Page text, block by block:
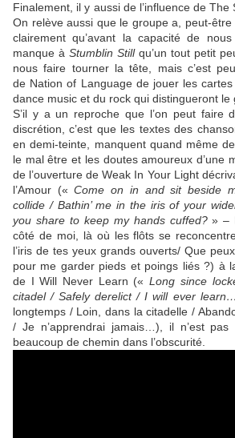
Finalement, il y aussi de l’influence de The
On relève aussi que le groupe a, peut-être
clairement qu’avant la capacité de
manque à Stumblin Stillqu’un tout petit
nous faire tourner la tête, mais c’est
de Nation of Languagede jouer les cartes
dance music et du rock qui distingueront le
S’il y a un reproche que l’on peut faire
discrétion, c’est que les textes des
en demi-teinte, manquent quand même
le mal être et les doutes amoureux d’une
de l’ouverture de Weak In Your Light
l’Amour («Come on in and sit beside
collide / Bathin’ me in the iris of your
you share to keep my hands cuffed?» –
côté de moi, là où les flôts se
l’iris de tes yeux grands ouverts/ Que
pour me garder pieds et poings liés ?) à
de I Will Never Learn («Long since
citadel / Safely dеrelict / I will ever learn…
longtemps / Loin, dans la citadelle /
/ Je n’apprendrai jamais…), il n’est pas
beaucoup de chemin dans l’obscurité.